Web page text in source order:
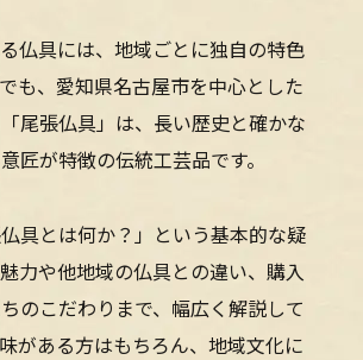
仏具には、地域ごとに独自の特色
も、愛知県名古屋市を中心とした
尾張仏具」は、長い歴史と確かな
匠が特徴の伝統工芸品です。
具とは何か？」という基本的な疑
力や他地域の仏具との違い、購入
のこだわりまで、幅広く解説して
がある方はもちろん、地域文化に